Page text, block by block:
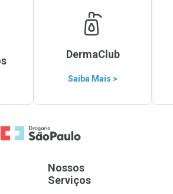
DermaClub
Saiba Mais >
Ir para a Home
Nossos
Serviços